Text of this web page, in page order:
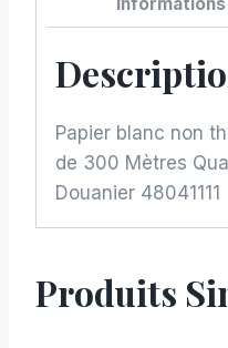
Papier blanc non
de 300 Mètres
Douanier 48041111
Produits